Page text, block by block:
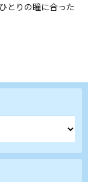
とりの瞳に合った